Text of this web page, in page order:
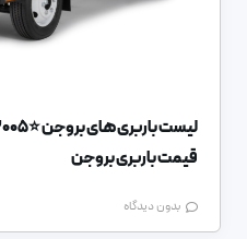
قیمت باربری بروجن
بدون دیدگاه